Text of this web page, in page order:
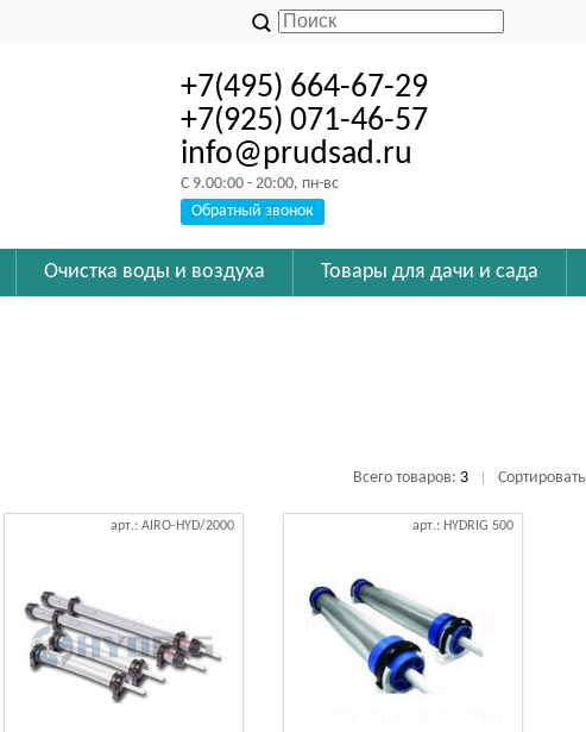
+7(495) 664-67-29
+7(925) 071-46-57
info@prudsad.ru
C 9.00:00 - 20:00, пн-вс
Обратный звонок
Очистка воды и воздуха Товары для дачи и сада
Всего товаров: 3 Сортировать
арт.: AIRO-HYD/2000 арт.: HYDRIG 500